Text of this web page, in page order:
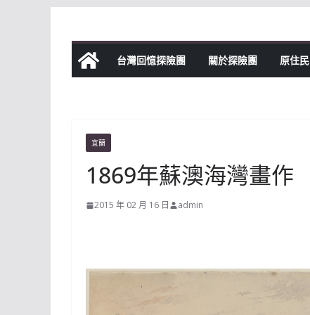
content
台灣回憶探險團 關於探險團 原住民
宜蘭
1869年蘇澳海灣畫作
2015 年 02 月 16 日 admin